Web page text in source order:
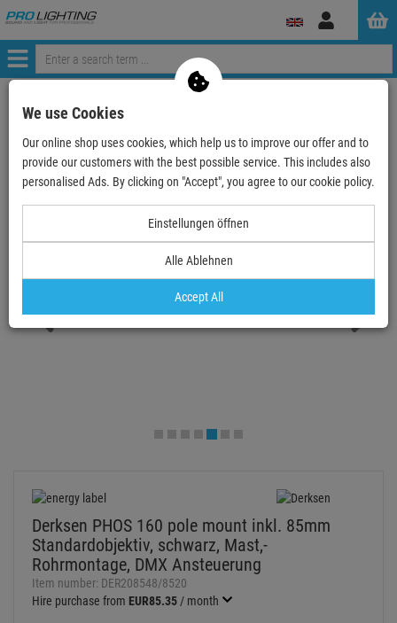
Log
Menü
Continue shopping
Derksen PHOS 160 pole mount inkl. 85mm Standardob…
Derksen PHOS 160 pole mount inkl. 85mm
Standardobjektiv, schwarz, Mast,-
Rohrmontage, DMX Ansteuerung
Item number: DER208548/8520
Hire purchase from EUR85.35 / month
We use Cookies
Our online shop uses cookies, which help us to improve our offer and to
provide our customers with the best possible service. This includes also
personalised Ads. By clicking on "Accept", you agree to our cookie policy.
Einstellungen öffnen
Alle Ablehnen
Accept All